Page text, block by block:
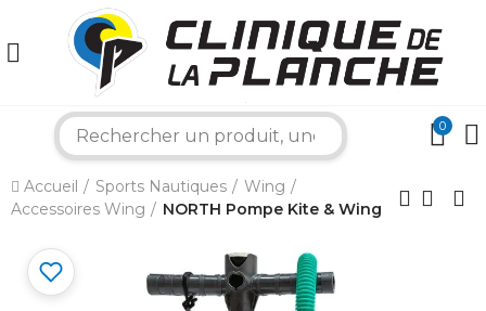
0
Accueil Sports Nautiques
Wing
Accessoires Wing
NORTH Pompe Kite & Wing
×
Bonjour ! Je suis votre expert nautique.